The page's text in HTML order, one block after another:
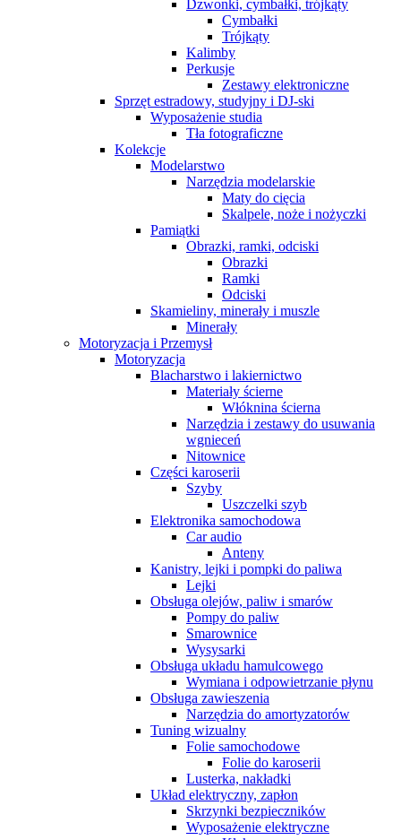
Dzwonki, cymbałki, trójkąty
Cymbałki
Trójkąty
Kalimby
Perkusje
Zestawy elektroniczne
Sprzęt estradowy, studyjny i DJ-ski
Wyposażenie studia
Tła fotograficzne
Kolekcje
Modelarstwo
Narzędzia modelarskie
Maty do cięcia
Skalpele, noże i nożyczki
Pamiątki
Obrazki, ramki, odciski
Obrazki
Ramki
Odciski
Skamieliny, minerały i muszle
Minerały
Motoryzacja i Przemysł
Motoryzacja
Blacharstwo i lakiernictwo
Materiały ścierne
Włóknina ścierna
Narzędzia i zestawy do usuwania
wgnieceń
Nitownice
Części karoserii
Szyby
Uszczelki szyb
Elektronika samochodowa
Car audio
Anteny
Kanistry, lejki i pompki do paliwa
Lejki
Obsługa olejów, paliw i smarów
Pompy do paliw
Smarownice
Wysysarki
Obsługa układu hamulcowego
Wymiana i odpowietrzanie płynu
Obsługa zawieszenia
Narzędzia do amortyzatorów
Tuning wizualny
Folie samochodowe
Folie do karoserii
Lusterka, nakładki
Układ elektryczny, zapłon
Skrzynki bezpieczników
Wyposażenie elektryczne